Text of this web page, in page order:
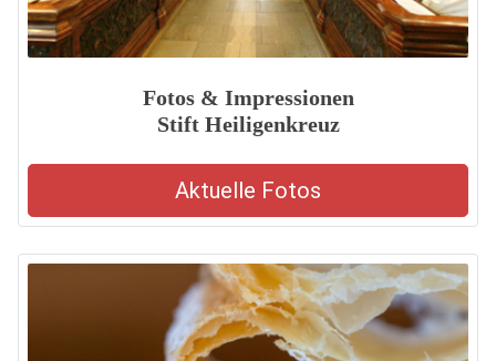
Fotos & Impressionen
Stift Heiligenkreuz
Aktuelle Fotos